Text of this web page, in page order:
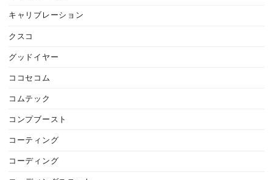
キャリブレーション
クスコ
グッドイヤー
ココセコム
コムテック
コンプブースト
コーティング
コーディング